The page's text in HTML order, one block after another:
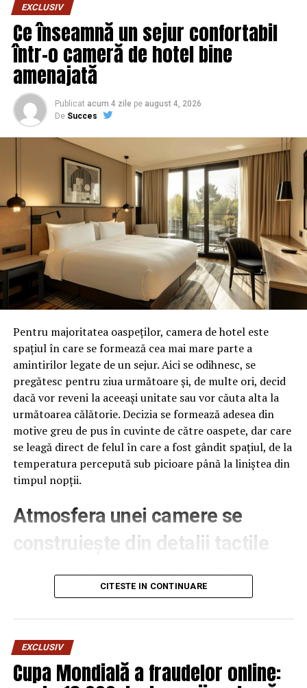
EXCLUSIV
Ce înseamnă un sejur confortabil
într-o cameră de hotel bine
amenajată
Publicat acum 4 zile pe august 4, 2026
De Succes
Pentru majoritatea oaspeților, camera de hotel este
spațiul în care se formează cea mai mare parte a
amintirilor legate de un sejur. Aici se odihnesc, se
pregătesc pentru ziua următoare și, de multe ori, decid
dacă vor reveni la aceeași unitate sau vor căuta alta la
următoarea călătorie. Decizia se formează adesea din
motive greu de pus în cuvinte de către oaspete, dar care
se leagă direct de felul în care a fost gândit spațiul, de la
temperatura percepută sub picioare până la liniștea din
timpul nopții.
Atmosfera unei camere se
construiește din detalii tactile
Contactul direct cu pardoseala este una dintre primele
senzații fizice pe care le are un oaspete atunci când
pe drum, seara târziu. Textura și moliciunea potrivite,
oferite democheta hotel
care este percepută o cameră, chiar dacă restul
mobilierului rămâne identic de la o unitate la alta din
CITESTE IN CONTINUARE
EXCLUSIV
Cupa Mondială a fraudelor online: